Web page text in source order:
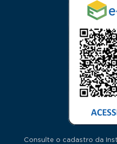
Consulte o cadastro da